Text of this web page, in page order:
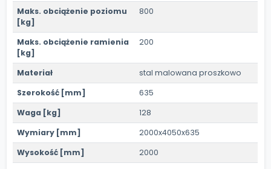
Maks. obciążenie poziomu
[kg]
800
Maks. obciążenie ramienia
[kg]
200
Materiał
stal malowana proszkowo
Szerokość [mm]
635
Waga [kg]
128
Wymiary [mm]
2000x4050x635
Wysokość [mm]
2000